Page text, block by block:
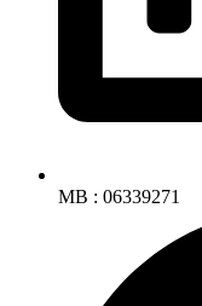
MB : 06339271